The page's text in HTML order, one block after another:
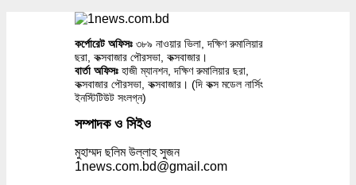
কর্পোরেট অফিসঃ ৩৮৯ নাওয়ার ভিলা, দক্ষিণ রুমালিয়ার
ছরা, কক্সবাজার পৌরসভা, কক্সবাজার।
বার্তা অফিসঃহাজী ম্যানশন, দক্ষিণ রুমালিয়ার ছরা,
কক্সবাজার পৌরসভা, কক্সবাজার। (দি কক্স মডেল নার্সিং
ইনস্টিটিউট সংলগ্ন)
সম্পাদক ও সিইও
মুহাম্মদ ছলিম উল্লাহ সুজন
1news.com.bd@gmail.com